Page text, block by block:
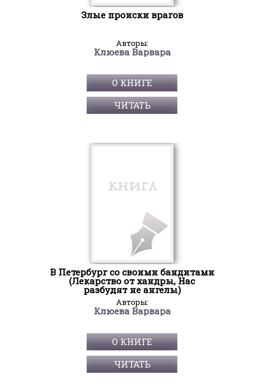
Злые происки врагов
Авторы:
Клюева Варвара
О КНИГЕ
ЧИТАТЬ
В Петербург со своими бандитами
(Лекарство от хандры, Нас
разбудят не ангелы)
Авторы:
Клюева Варвара
О КНИГЕ
ЧИТАТЬ